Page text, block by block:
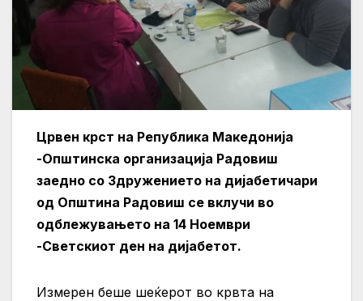
Црвен крст на Република Македонија
-Општинска организација Радовиш
заедно со Здружението на дијабетичари
од Општина Радовиш се вклучи во
одблежувањето на 14 Ноември
-Светскиот ден на дијабетот.
Измерен беше шеќерот во крвта на